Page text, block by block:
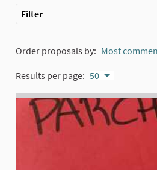
Filter
Order proposals by: Most
Results per page: 50